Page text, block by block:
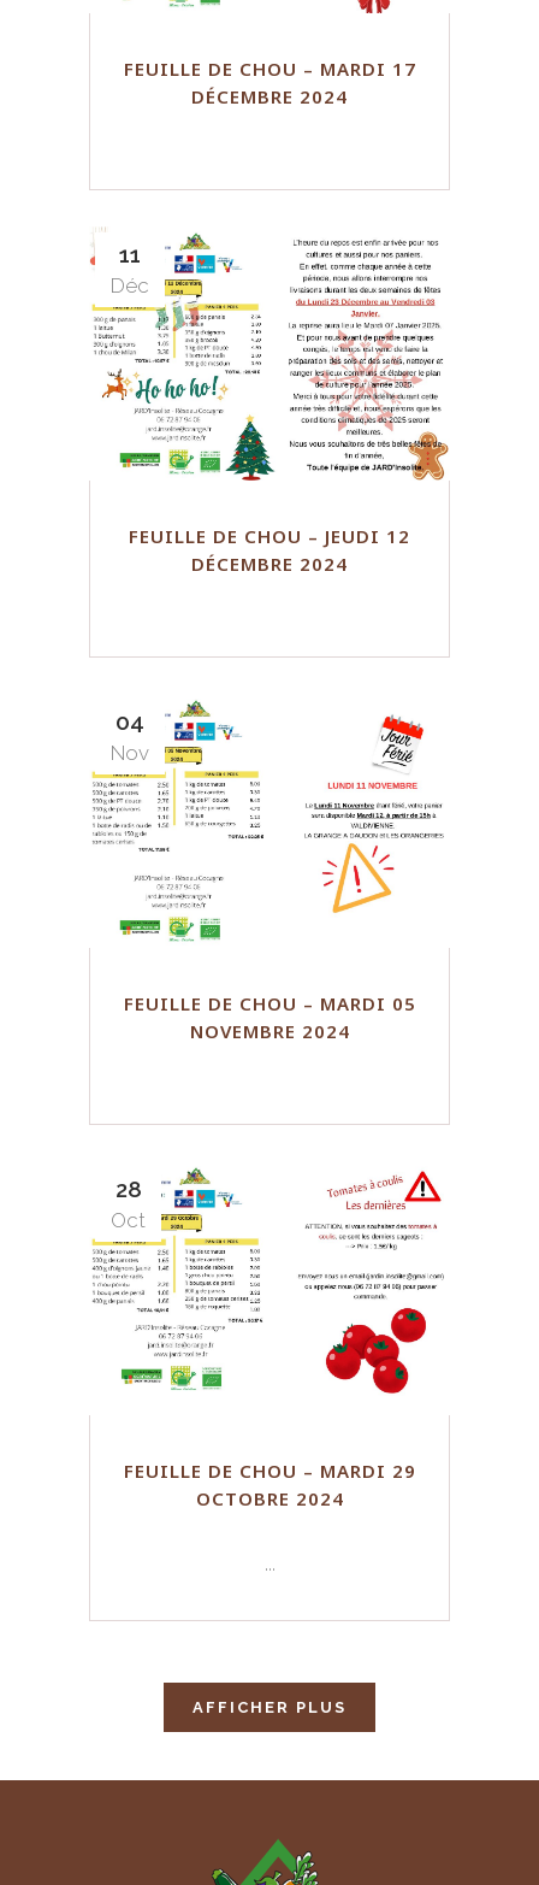
FEUILLE DE CHOU – MARDI 17
DÉCEMBRE 2024
11
Déc
FEUILLE DE CHOU – JEUDI 12
DÉCEMBRE 2024
04
Nov
FEUILLE DE CHOU – MARDI 05
NOVEMBRE 2024
28
Oct
FEUILLE DE CHOU – MARDI 29
OCTOBRE 2024
...
AFFICHER PLUS